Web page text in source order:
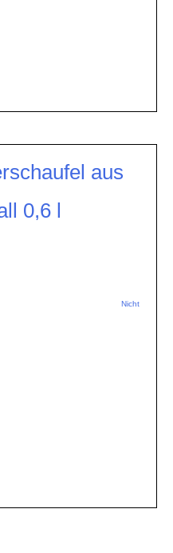
Nicht
aus
0,6 l